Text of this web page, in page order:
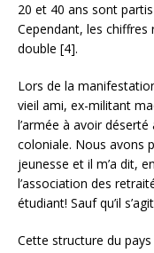
20 et 40 ans sont
Cependant, les
double [4].
Lors de la
vieil ami, ex-militant
l’armée à avoir
coloniale. Nous avons
jeunesse et il m’a dit,
l’association des
étudiant! Sauf qu’il
Cette structure du